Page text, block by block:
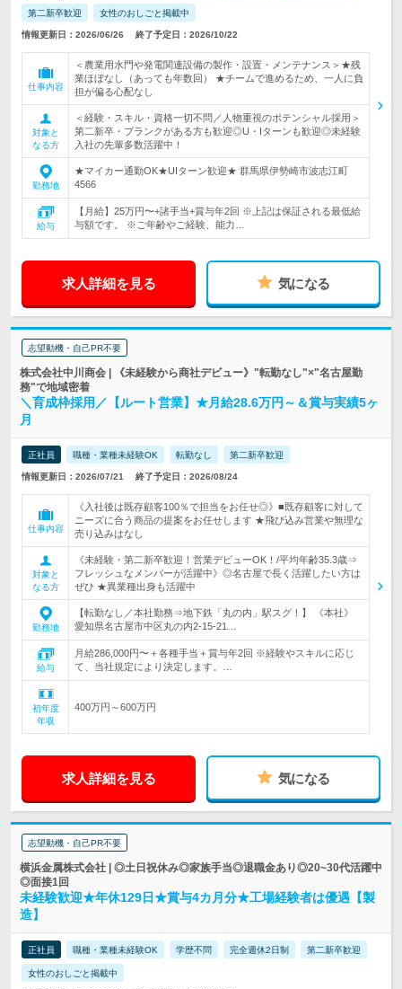
第二新卒歓迎 女性のおしごと掲載中
情報更新日：2026/06/26 終了予定日：2026/10/22
仕事内容
＜農業用水門や発電関連設備の製作・設置・メンテナンス＞★残
業ほぼなし（あっても年数回） ★チームで進めるため、一人に負
担が偏る心配なし
対象と
なる方
＜経験・スキル・資格一切不問／人物重視のポテンシャル採用＞
第二新卒・ブランクがある方も歓迎◎U・Iターンも歓迎◎未経験
入社の先輩多数活躍中！
勤務地
★マイカー通勤OK★UIターン歓迎★ 群馬県伊勢崎市波志江町
4566
給与
【月給】25万円〜+諸手当+賞与年2回 ※上記は保証される最低給
与額です。 ※ご年齢やご経験、能力…
求人詳細を見る 気になる
志望動機・自己PR不要
株式会社中川商会 | 《未経験から商社デビュー》"転勤なし"×"名古屋勤
務"で地域密着
＼育成枠採用／【ルート営業】★月給28.6万円～＆賞与実績5ヶ
月
正社員 職種・業種未経験OK 転勤なし 第二新卒歓迎
情報更新日：2026/07/21 終了予定日：2026/08/24
仕事内容
《入社後は既存顧客100％で担当をお任せ◎》■既存顧客に対して
ニーズに合う商品の提案をお任せします ★飛び込み営業や無理な
売り込みはなし
対象と
なる方
《未経験・第二新卒歓迎！営業デビューOK！/平均年齢35.3歳⇒
フレッシュなメンバーが活躍中》◎名古屋で長く活躍したい方は
ぜひ ★異業種出身も活躍中
勤務地
【転勤なし／本社勤務⇒地下鉄「丸の内」駅スグ！】 《本社》
愛知県名古屋市中区丸の内2-15-21…
給与
月給286,000円〜＋各種手当＋賞与年2回 ※経験やスキルに応じ
て、当社規定により決定します。…
初年度
年収
400万円～600万円
求人詳細を見る 気になる
志望動機・自己PR不要
横浜金属株式会社 | ◎土日祝休み◎家族手当◎退職金あり◎20~30代活躍中
◎面接1回
未経験歓迎★年休129日★賞与4カ月分★工場経験者は優遇【製
造】
正社員 職種・業種未経験OK 学歴不問 完全週休2日制 第二新卒歓迎
女性のおしごと掲載中